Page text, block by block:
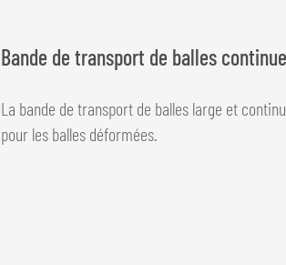
Bande de transport de balles continue
La bande de transport de balles large et
pour les balles déformées.